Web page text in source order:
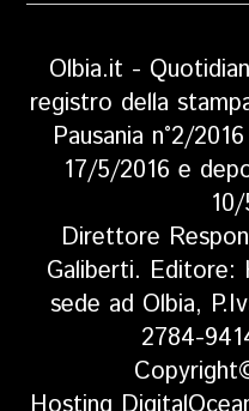
Olbia.it -
registro della
Pausania n°2/
17/5/2016 e
Direttore
Galiberti. Editore:
sede ad Olbia,
2784-